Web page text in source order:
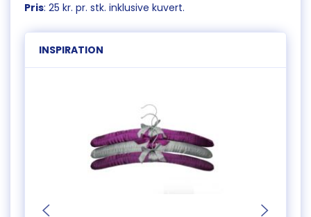
Pris: 25 kr. pr. stk. inklusive kuvert.
INSPIRATION